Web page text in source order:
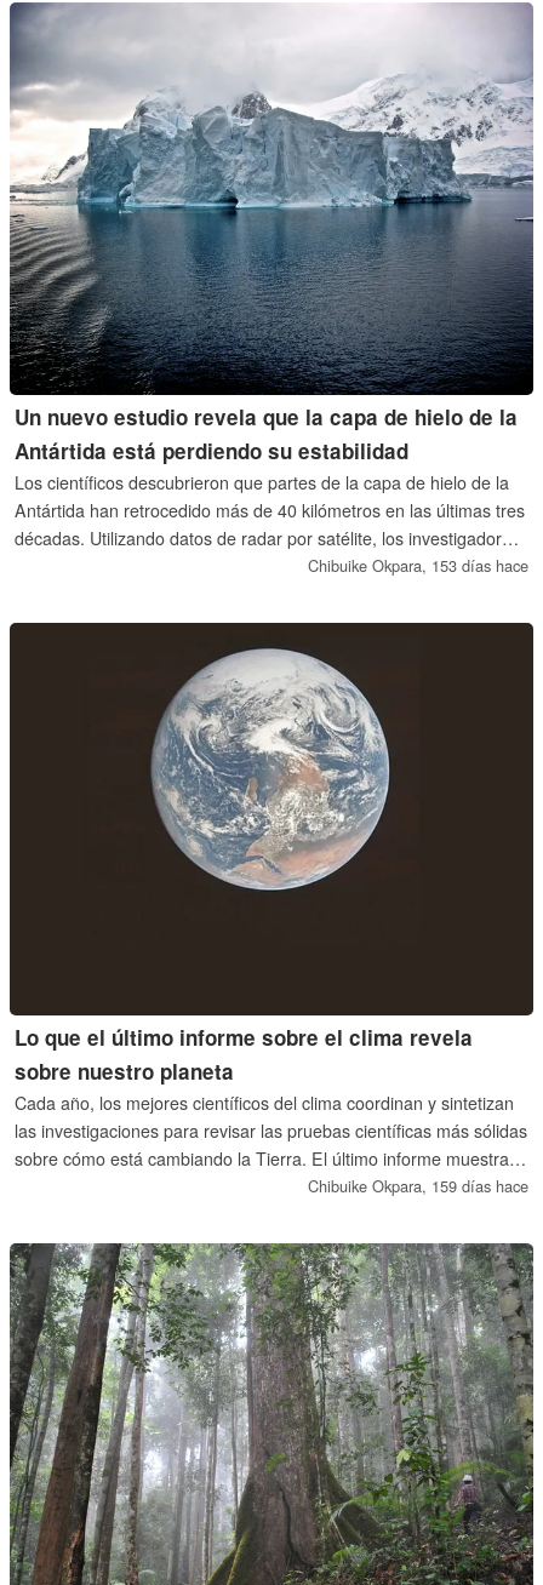
Un nuevo estudio revela que la capa de hielo de la
Antártida está perdiendo su estabilidad
Los científicos descubrieron que partes de la capa de hielo de la
Antártida han retrocedido más de 40 kilómetros en las últimas tres
décadas. Utilizando datos de radar por satélite, los investigadores
descubrieron que las aguas más cálidas del océano están
influir en la futura subida del nivel del mar.
Chibuike Okpara, 153 días hace
Lo que el último informe sobre el clima revela
sobre nuestro planeta
Cada año, los mejores científicos del clima coordinan y sintetizan
las investigaciones para revisar las pruebas científicas más sólidas
sobre cómo está cambiando la Tierra. El último informe muestra
que el planeta se está calentando más rápidamente y que se
daños.
Chibuike Okpara, 159 días hace